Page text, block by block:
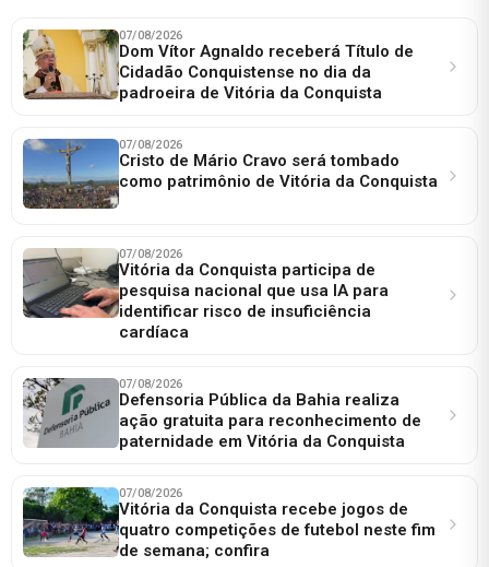
07/08/2026
Dom Vítor Agnaldo receberá Título de
Cidadão Conquistense no dia da
padroeira de Vitória da Conquista
07/08/2026
Cristo de Mário Cravo será tombado
como patrimônio de Vitória da Conquista
07/08/2026
Vitória da Conquista participa de
pesquisa nacional que usa IA para
identificar risco de insuficiência
cardíaca
07/08/2026
Defensoria Pública da Bahia realiza
ação gratuita para reconhecimento de
paternidade em Vitória da Conquista
07/08/2026
Vitória da Conquista recebe jogos de
quatro competições de futebol neste fim
de semana; confira